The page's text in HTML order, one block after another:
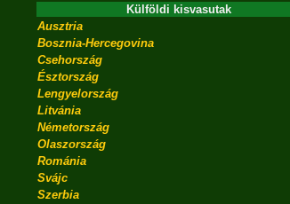
Külföldi kisvasutak
Ausztria
Bosznia-Hercegovina
Csehország
Észtország
Lengyelország
Litvánia
Németország
Olaszország
Románia
Svájc
Szerbia